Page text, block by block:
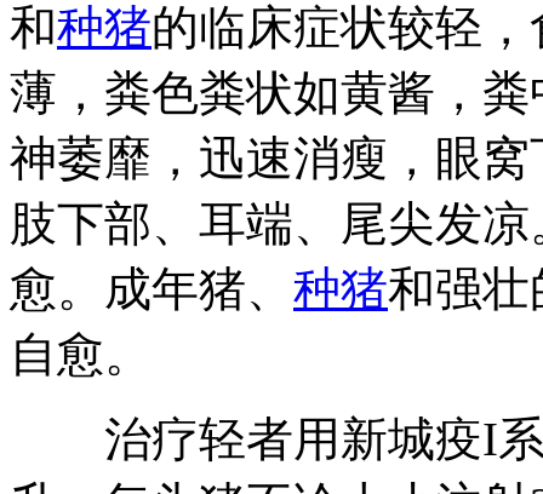
和种猪的临床症状较轻
薄，粪色粪状如黄酱，
神萎靡，迅速消瘦，眼
肢下部、耳端、尾尖发
愈。成年猪、 种猪和强壮
自愈。
治疗轻者用新城疫I系